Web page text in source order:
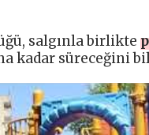
salgınla birlikte
kadar süreceğini